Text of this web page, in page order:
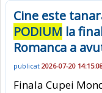
Cine este
PODIUM la
Romanca a
publicat 2026-07-20
Finala Cupei